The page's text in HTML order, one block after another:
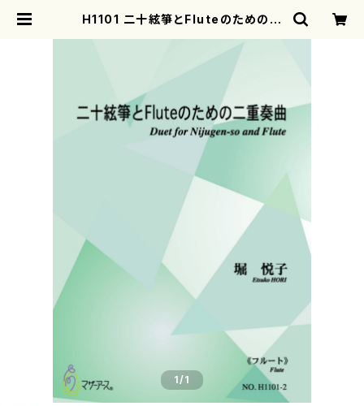
H1101 二十絃箏とFluteのための二
1/1